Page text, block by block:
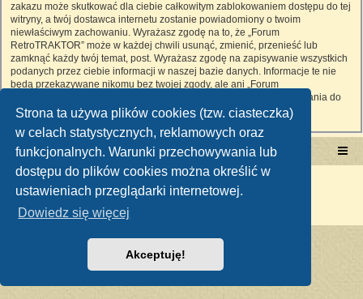
Strona ta używa plików cookies (tzw. ciasteczka)
w celach statystycznych, reklamowych oraz
funkcjonalnych. Warunki przechowywania lub
dostępu do plików cookies można określić w
ustawieniach przeglądarki internetowej.
Dowiedz się więcej
Akceptuję!
zakazu może skutkować dla ciebie całkowitym zablokowaniem dostępu do tej
witryny, a twój dostawca internetu zostanie powiadomiony o twoim
niewłaściwym zachowaniu. Wyrażasz zgodę na to, że „Forum
RetroTRAKTOR” może w każdej chwili usunąć, zmienić, przenieść lub
zamknąć każdy twój temat, post. Wyrażasz zgodę na zapisywanie wszystkich
podanych przez ciebie informacji w naszej bazie danych. Informacje te nie
będą przekazywane nikomu bez twojej zgody, ale ani „Forum
RetroTRAKTOR”, ani phpBB nie ponosi odpowiedzialności za włamania do
witryny, podczas których może dojść do kradzieży danych.
Portal RetroTRAKTOR.pl retrotraktor.pl/forum
Technologię dostarcza
Polski pakiet językowy dostarczaphpBB.pl
Zasady ochrony danych osobowych